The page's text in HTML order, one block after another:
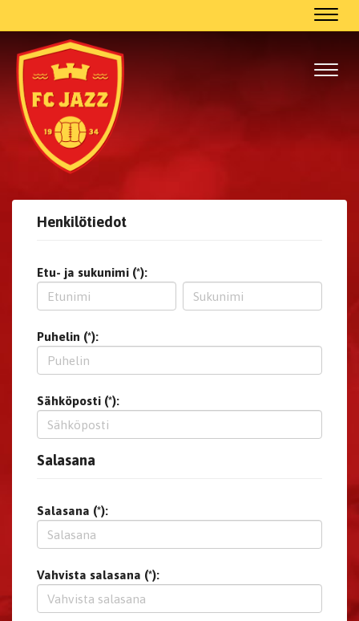
Henkilötiedot
Etu- ja sukunimi (*):
Puhelin (*):
Sähköposti (*):
Salasana
Salasana (*):
Vahvista salasana (*):